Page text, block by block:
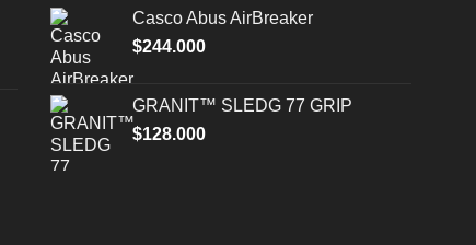
Casco Abus AirBreaker
$244.000
GRANIT™ SLEDG 77 GRIP
$128.000